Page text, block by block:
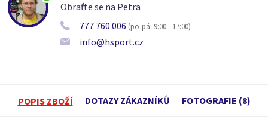
Obraťte se na Petra
777 760 006 (po-pá: 9:00 - 17:00)
info@hsport.cz
POPIS ZBOŽÍ DOTAZY ZÁKAZNÍKŮ FOTOGRAFIE (8)